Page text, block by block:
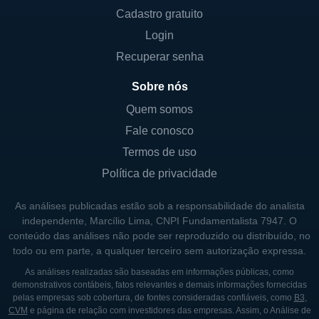
crescente conscientização ambiental e as
políticas governamentais que apoiam o
desenvolvimento sustentável. Com o
governamentais destinados a apoiar a
transição energética, a Electra Meccanica
visa aproveitar essas oportunidades para
acelerar seu crescimento e operações
internacionais.
LINHAS DE NEGÓCIO
A Electra Meccanica possui diversas linhas
de negócio, sendo as principais relacionadas
à fabricação e venda de veículos elétricos.
Além do SOLO, a empresa está trabalhando
Cadastro gratuito
Login
Recuperar senha
Sobre nós
Quem somos
Fale conosco
Termos de uso
Política de privacidade
As análises publicadas estão sob a responsabilidade do analista
independente, Marcílio Lima, CNPI Fundamentalista 7947. O
conteúdo das análises não pode ser reproduzido ou distribuído, no
todo ou em parte, a qualquer terceiro sem autorização expressa.
As análises realizadas são baseadas em informações públicas, como
demonstrativos contábeis, fatos relevantes e demais informações fornecidas
pelas empresas sob cobertura, de fontes consideradas confiáveis, como B3,
CVM e página de relação com investidores das empresas. Assim, o Análise de